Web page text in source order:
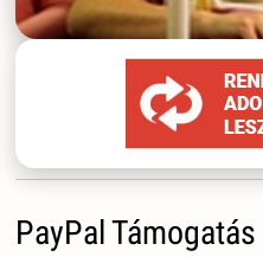
PayPal Támogatás